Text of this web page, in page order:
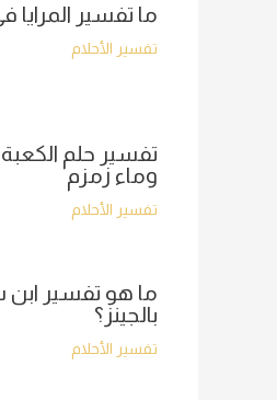
ما تفسير المرايا
تفسير الأحلام
تفسير حلم
وماء زمزم
تفسير الأحلام
ما هو تفسير ابن
بالجينز؟
تفسير الأحلام